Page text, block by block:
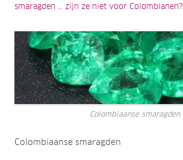
smaragden … zijn ze niet voor Colombianen?
Colombiaanse smaragden
Colombiaanse smaragden